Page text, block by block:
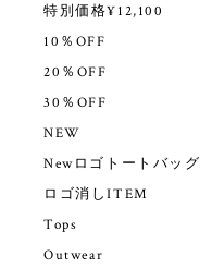
特別価格¥12,100
10％OFF
20％OFF
30％OFF
NEW
Newロゴトートバッグ
ロゴ消しITEM
Tops
Outwear